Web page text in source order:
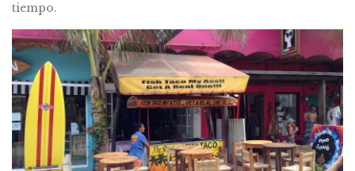
tiempo.